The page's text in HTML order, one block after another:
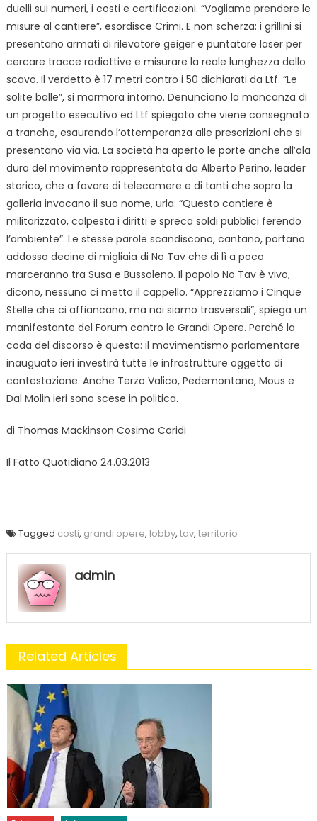
duelli sui numeri, i costi e certificazioni. “Vogliamo prendere le
misure al cantiere”, esordisce Crimi. E non scherza: i grillini si
presentano armati di rilevatore geiger e puntatore laser per
cercare tracce radiottive e misurare la reale lunghezza dello
scavo. Il verdetto è 17 metri contro i 50 dichiarati da Ltf. “Le
solite balle”, si mormora intorno. Denunciano la mancanza di
un progetto esecutivo ed Ltf spiegato che viene consegnato
a tranche, esaurendo l’ottemperanza alle prescrizioni che si
presentano via via. La società ha aperto le porte anche all’ala
dura del movimento rappresentata da Alberto Perino, leader
storico, che a favore di telecamere e di tanti che sopra la
galleria invocano il suo nome, urla: “Questo cantiere è
militarizzato, calpesta i diritti e spreca soldi pubblici ferendo
l’ambiente”. Le stesse parole scandiscono, cantano, portano
addosso decine di migliaia di No Tav che di lì a poco
marceranno tra Susa e Bussoleno. Il popolo No Tav è vivo,
dicono, nessuno ci metta il cappello. “Apprezziamo i Cinque
Stelle che ci affiancano, ma noi siamo trasversali”, spiega un
manifestante del Forum contro le Grandi Opere. Perché la
coda del discorso è questa: il movimentismo parlamentare
inauguato ieri investirà tutte le infrastrutture oggetto di
contestazione. Anche Terzo Valico, Pedemontana, Mous e
Dal Molin ieri sono scese in politica.
di Thomas Mackinson Cosimo Caridi
Il Fatto Quotidiano 24.03.2013
Tagged costi, grandi opere, lobby, tav, territorio
admin
Related Articles